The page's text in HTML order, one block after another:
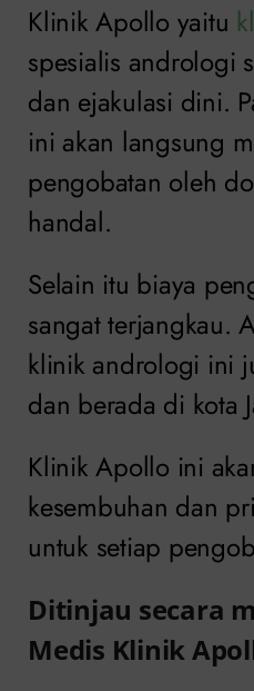
Klinik Apollo yaitu
spesialis andrologi
dan ejakulasi dini.
ini akan langsung
pengobatan oleh
handal.
Selain itu biaya
sangat terjangkau.
klinik andrologi ini
dan berada di kota
Klinik Apollo ini
kesembuhan dan
untuk setiap
Ditinjau secara
Medis Klinik